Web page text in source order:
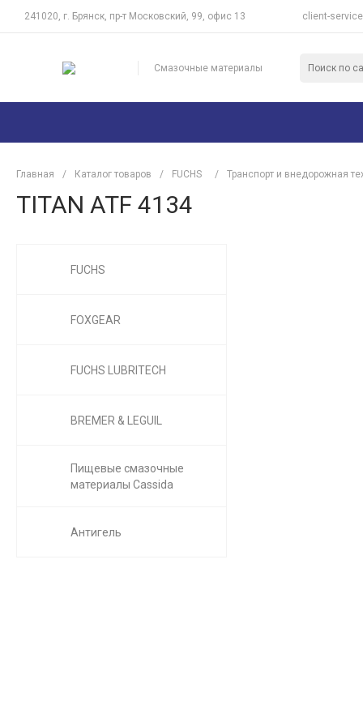
241020, г. Брянск, пр-т Московский, 99, офис 13 client-
Смазочные материалы
Главная / Каталог товаров / FUCHS / Транспорт и внедорожная
TITAN ATF 4134
FUCHS
FOXGEAR
FUCHS LUBRITECH
BREMER & LEGUIL
Пищевые смазочные
материалы Cassida
Антигель